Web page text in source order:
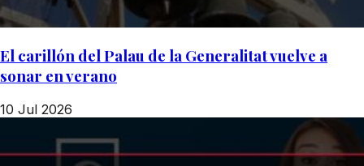
El carillón del Palau de la Generalitat vuelve a
sonar en verano
10 Jul 2026